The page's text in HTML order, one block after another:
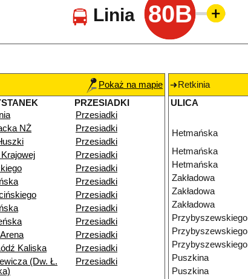
Linia 80B
Pokaż na mapie
PRZESIADKI
Przesiadki
NŻ
Przesiadki
Przesiadki
Przesiadki
Przesiadki
Przesiadki
Przesiadki
Przesiadki
Przesiadki
Przesiadki
Kaliska
Przesiadki
(Dw. Ł.
Przesiadki
Retkinia
ULICA
Hetmańska
Hetmańska
Hetmańska
Zakładowa
Zakładowa
Zakładowa
Przybyszewskiego
Przybyszewskiego
Przybyszewskiego
Puszkina
Puszkina